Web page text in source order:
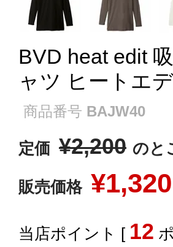
BVD heat edit
ャツ ヒートエ
商品番号 BAJW40
定価 ¥2,200 のと
販売価格 ¥1,320
[ 12